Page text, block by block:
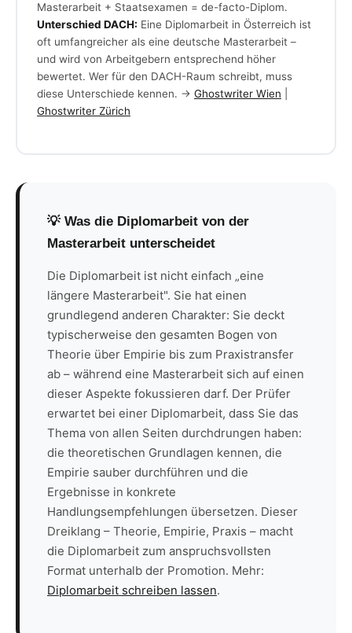
Masterarbeit + Staatsexamen = de-facto-Diplom.
Unterschied DACH: Eine Diplomarbeit in Österreich ist
oft umfangreicher als eine deutsche Masterarbeit –
und wird von Arbeitgebern entsprechend höher
bewertet. Wer für den DACH-Raum schreibt, muss
diese Unterschiede kennen. → Ghostwriter Wien
Ghostwriter Zürich
💡 Was die Diplomarbeit von der
Masterarbeit unterscheidet
Die Diplomarbeit ist nicht einfach „eine
längere Masterarbeit". Sie hat einen
grundlegend anderen Charakter: Sie deckt
typischerweise den gesamten Bogen von
Theorie über Empirie bis zum Praxistransfer
ab – während eine Masterarbeit sich auf einen
dieser Aspekte fokussieren darf. Der Prüfer
erwartet bei einer Diplomarbeit, dass Sie das
Thema von allen Seiten durchdrungen haben:
die theoretischen Grundlagen kennen, die
Empirie sauber durchführen und die
Ergebnisse in konkrete
Handlungsempfehlungen übersetzen. Dieser
Dreiklang – Theorie, Empirie, Praxis – macht
die Diplomarbeit zum anspruchsvollsten
Format unterhalb der Promotion. Mehr:
Diplomarbeit schreiben lassen.